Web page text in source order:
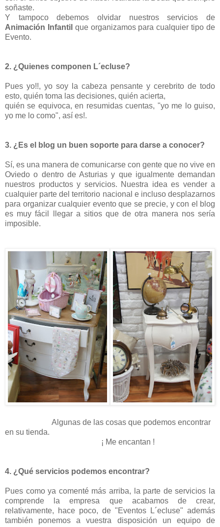
soñaste.
Y tampoco debemos olvidar nuestros servicios de
Animación Infantil que organizamos para cualquier tipo de
Evento.
2. ¿Quienes componen L´ecluse?
Pues yo!!, yo soy la cabeza pensante y cerebrito de todo
esto, quién toma las decisiones, quién acierta,
quién se equivoca, en resumidas cuentas, "yo me lo guiso,
yo me lo como", así es!.
3. ¿Es el blog un buen soporte para darse a conocer?
Sí, es una manera de comunicarse con gente que no vive en
Oviedo o dentro de Asturias y que igualmente demandan
nuestros productos y servicios. Nuestra idea es vender a
cualquier parte del territorio nacional e incluso desplazarnos
para organizar cualquier evento que se precie, y con el blog
es muy fácil llegar a sitios que de otra manera nos sería
imposible.
Algunas de las cosas que podemos encontrar
en su tienda.
¡ Me encantan !
4. ¿Qué servicios podemos encontrar?
Pues como ya comenté más arriba, la parte de servicios la
comprende la empresa que acabamos de crear,
relativamente, hace poco, de "Eventos L´ecluse" además
también ponemos a vuestra disposición un equipo de